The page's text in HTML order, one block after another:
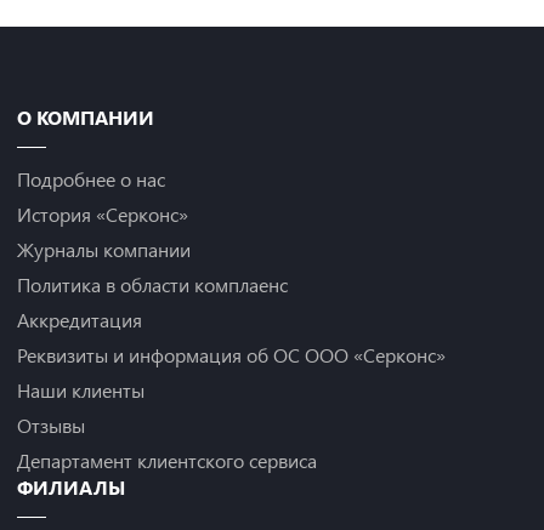
О КОМПАНИИ
Подробнее о нас
История «Серконс»
Журналы компании
Политика в области комплаенс
Аккредитация
Реквизиты и информация об ОС ООО «Серконс»
Наши клиенты
Отзывы
Департамент клиентского сервиса
ФИЛИАЛЫ